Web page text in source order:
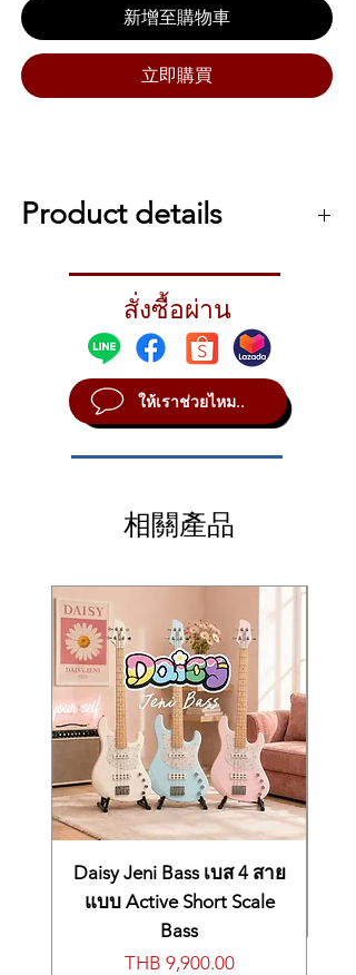
新增至購物車
立即購買
Product details
Timbre Mid-Bright
Character Brilliant, Rich
Pitch High-Mid
Volume Medium
Sustain Medium
Weight Medium thin
สั่งซื้อผ่าน
ให้เราช่วยไหม..
相關產品
Daisy Jeni Bass เบส 4 สาย
แบบ Active Short Scale
Bass
價格
THB 9,900.00